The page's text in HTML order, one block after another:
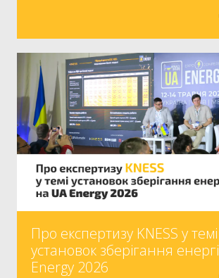
Про експертизу KNESS у темі
установок зберігання
Energy 2026